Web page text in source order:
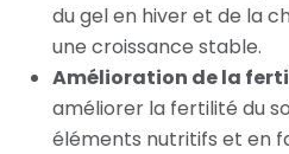
du gel en hiver et de la
une croissance stable.
Amélioration de la
améliorer la fertilité du
éléments nutritifs et en